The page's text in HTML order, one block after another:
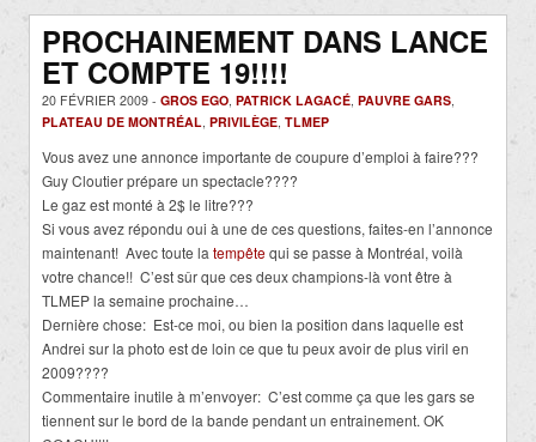
PROCHAINEMENT DANS LANCE
ET COMPTE 19!!!!
20 FÉVRIER 2009 - GROS EGO, PATRICK LAGACÉ, PAUVRE GARS,
PLATEAU DE MONTRÉAL, PRIVILÈGE, TLMEP
Vous avez une annonce importante de coupure d’emploi à faire???
Guy Cloutier prépare un spectacle????
Le gaz est monté à 2$ le litre???
Si vous avez répondu oui à une de ces questions, faites-en l’annonce
maintenant! Avec toute la tempêtequi se passe à Montréal, voilà
votre chance!! C’est sûr que ces deux champions-là vont être à
TLMEP la semaine prochaine…
Dernière chose: Est-ce moi, ou bien la position dans laquelle est
Andrei sur la photo est de loin ce que tu peux avoir de plus viril en
2009????
Commentaire inutile à m’envoyer: C’est comme ça que les gars se
tiennent sur le bord de la bande pendant un entrainement. OK